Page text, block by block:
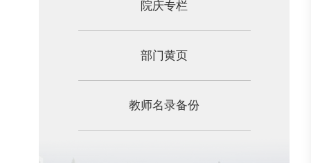
院庆专栏
部门黄页
教师名录备份